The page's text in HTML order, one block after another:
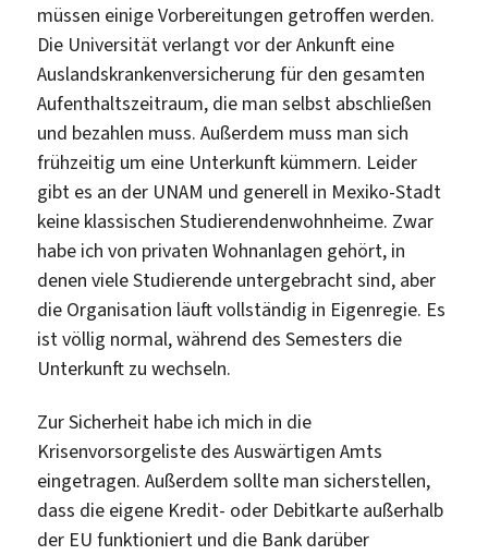
müssen einige Vorbereitungen getroffen werden.
Die Universität verlangt vor der Ankunft eine
Auslandskrankenversicherung für den gesamten
Aufenthaltszeitraum, die man selbst abschließen
und bezahlen muss. Außerdem muss man sich
frühzeitig um eine Unterkunft kümmern. Leider
gibt es an der UNAM und generell in Mexiko-Stadt
keine klassischen Studierendenwohnheime. Zwar
habe ich von privaten Wohnanlagen gehört, in
denen viele Studierende untergebracht sind, aber
die Organisation läuft vollständig in Eigenregie. Es
ist völlig normal, während des Semesters die
Unterkunft zu wechseln.
Zur Sicherheit habe ich mich in die
Krisenvorsorgeliste des Auswärtigen Amts
eingetragen. Außerdem sollte man sicherstellen,
dass die eigene Kredit- oder Debitkarte außerhalb
der EU funktioniert und die Bank darüber